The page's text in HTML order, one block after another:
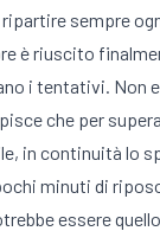
sempre
è riuscito
i tentativi. Non
che per
in continuità lo
minuti di
essere